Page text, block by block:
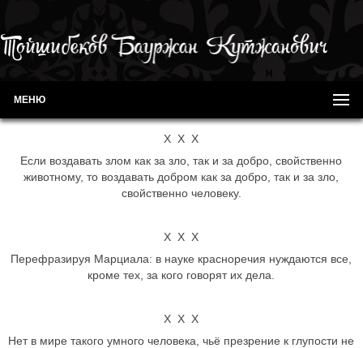
МЕНЮ
Х Х Х
Если воздавать злом как за зло, так и за добро, свойственно
животному, то воздавать добром как за добро, так и за зло,
свойственно человеку.
Х Х Х
Перефразируя Марциала: в науке красноречия нуждаются все,
кроме тех, за кого говорят их дела.
Х Х Х
Нет в мире такого умного человека, чьё презрение к глупости не